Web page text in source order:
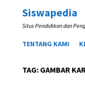
Siswapedia
Situs Pendidikan dan
TENTANG KAMI
TAG: GAMBAR